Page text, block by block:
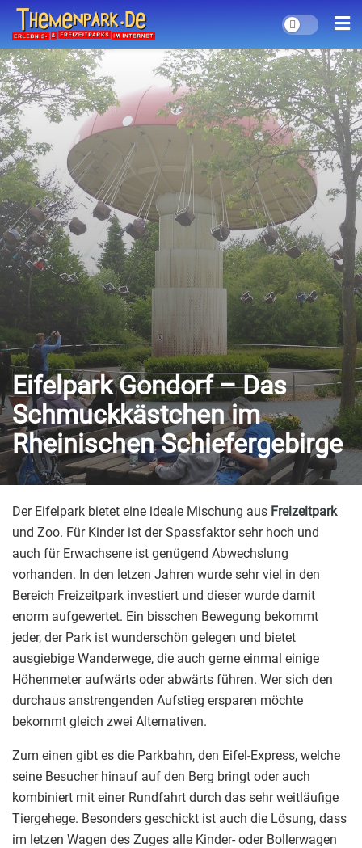
Eifelpark Gondorf – Das
Schmuckkästchen im
Rheinischen Schiefergebirge
Der Eifelpark bietet eine ideale Mischung aus Freizeitpark
und Zoo. Für Kinder ist der Spassfaktor sehr hoch und
auch für Erwachsene ist genügend Abwechslung
vorhanden. In den letzen Jahren wurde sehr viel in den
Bereich Freizeitpark investiert und dieser wurde damit
enorm aufgewertet. Ein bisschen Bewegung bekommt
jeder, der Park ist wunderschön gelegen und bietet
ausgiebige Wanderwege, die auch gerne einmal einige
Höhenmeter aufwärts oder abwärts führen. Wer sich den
durchaus anstrengenden Aufstieg ersparen möchte
bekommt gleich zwei Alternativen.
Zum einen gibt es die Parkbahn, den Eifel-Express, welche
seine Besucher hinauf auf den Berg bringt oder auch
kombiniert mit einer Rundfahrt durch das sehr weitläufige
Tiergehege. Besonders geschickt ist auch die Lösung, dass
im letzen Wagen des Zuges alle Kinder- oder Bollerwagen